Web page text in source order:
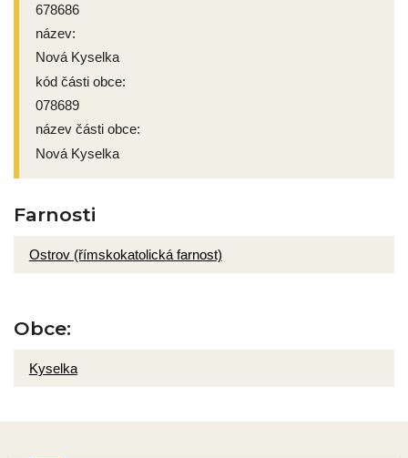
678686
název:
Nová Kyselka
kód části obce:
078689
název části obce:
Nová Kyselka
Farnosti
Ostrov (římskokatolická farnost)
Obce:
Kyselka